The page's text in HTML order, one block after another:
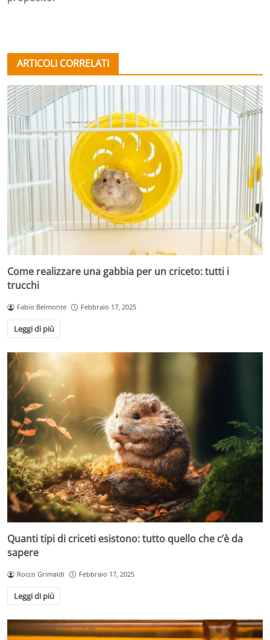
ARTICOLI CORRELATI
Come realizzare una gabbia per un criceto: tutti i
trucchi
Fabio Belmonte Febbraio 17, 2025
Leggi di più
Quanti tipi di criceti esistono: tutto quello che c’è da
sapere
Rocco Grimaldi Febbraio 17, 2025
Leggi di più